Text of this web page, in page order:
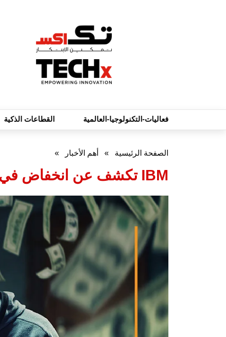
فعاليات-التكنولوجيا-العالمية القطاعات الذكية
الصفحة الرئيسية » أهم الأخبار »
IBM تكشف عن انخفاض في تكلفة خروقات البيانات بالشرق الأوسط لعام 2025